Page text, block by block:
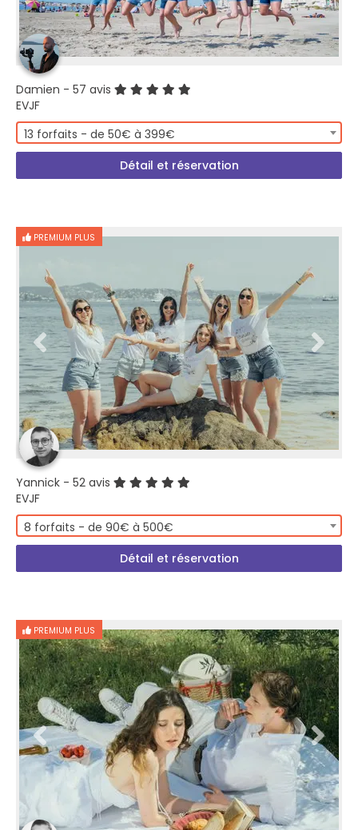
Damien - 57 avis
EVJF
13 forfaits - de 50€ à 399€
Détail et réservation
PREMIUM PLUS
Yannick - 52 avis
EVJF
8 forfaits - de 90€ à 500€
Détail et réservation
PREMIUM PLUS